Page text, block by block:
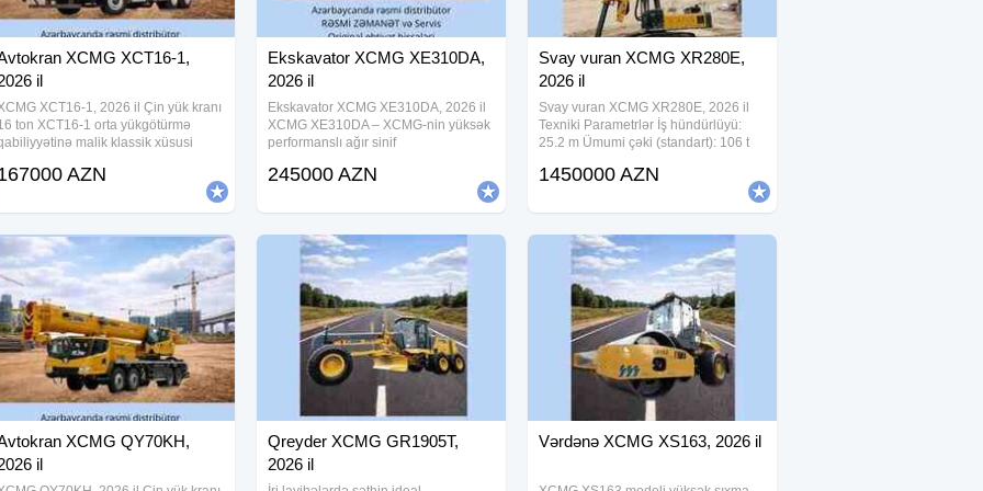
XCMG XCT16-1,
il
XCT16-1, 2026 il Çin yük kranı
ton XCT16-1 orta yükgötürmə
malik klassik xüsusi
hərəkətlilik və innovativ
AZN
Ekskavator XCMG XE310DA,
2026 il
Ekskavator XCMG XE310DA, 2026 il
XCMG XE310DA – XCMG-nin yüksək
performanslı ağır sinif
iri miqyaslı tikinti, torpaq işləri və
məhsuldarlıq və dayanıqlıq
245000 AZN
Svay vuran XCMG XR280E,
2026 il
Svay vuran XCMG XR280E, 2026 il
Texniki Parametrlər İş hündürlüyü:
25.2 m Ümumi çəki (standart): 106 t
qazma diametri: 2500 mm / 2300 mm
Mühərrik:
1450000 AZN
XCMG QY70KH,
il
Qreyder XCMG GR1905T,
2026 il
Vərdənə XCMG XS163, 2026 il